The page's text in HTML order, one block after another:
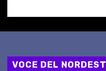
VOCE DEL NORDEST